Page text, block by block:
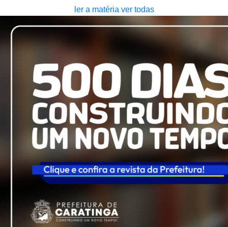
ler a matéria ver todas